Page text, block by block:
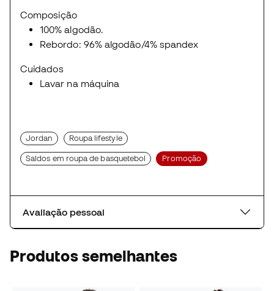
Composição
100% algodão.
Rebordo: 96% algodão/4% spandex
Cuidados
Lavar na máquina
Jordan Roupa lifestyle
Saldos em roupa de basquetebol Promoção
Avaliação pessoal
Produtos semelhantes